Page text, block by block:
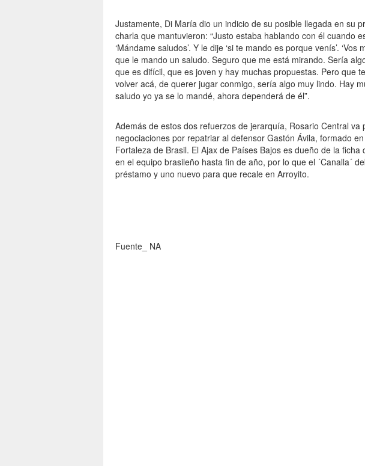
Justamente, Di María dio un indicio de su posible llegada en su
charla que mantuvieron: “Justo estaba hablando con él cuando
‘Mándame saludos’. Y le dije ‘si te mando es porque venís’.
que le mando un saludo. Seguro que me está mirando. Sería
que es difícil, que es joven y hay muchas propuestas. Pero que
volver acá, de querer jugar conmigo, sería algo muy lindo. Hay
saludo yo ya se lo mandé, ahora dependerá de él”.
Además de estos dos refuerzos de jerarquía, Rosario Central va
negociaciones por repatriar al defensor Gastón Ávila, formado
Fortaleza de Brasil. El Ajax de Países Bajos es dueño de la
en el equipo brasileño hasta fin de año, por lo que el ´Canalla´
préstamo y uno nuevo para que recale en Arroyito.
Fuente_ NA